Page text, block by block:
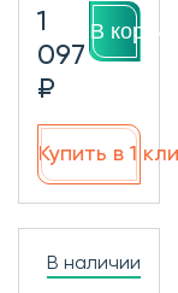
1
097
₽
В
Купить в 1
В наличии